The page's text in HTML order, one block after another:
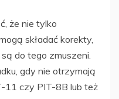
że nie tylko
składać korekty,
do tego zmuszeni.
gdy nie otrzymają
11 czy PIT-8B lub też